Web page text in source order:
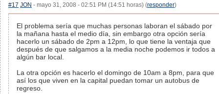
#17 JON - mayo 31, 2008 - 02:51 PM (14:51 horas) (responder)
El problema sería que muchas personas laboran el sábado por
la mañana hasta el medio día, sin embargo otra opción sería
hacerlo un sábado de 2pm a 12pm, lo que tiene la ventaja que
después de que salgamos a la media noche podemos ir todos a
algún bar local.
La otra opción es hacerlo el domingo de 10am a 8pm, para que
así los que viven en la capital puedan tomar un autobus de
regreso.